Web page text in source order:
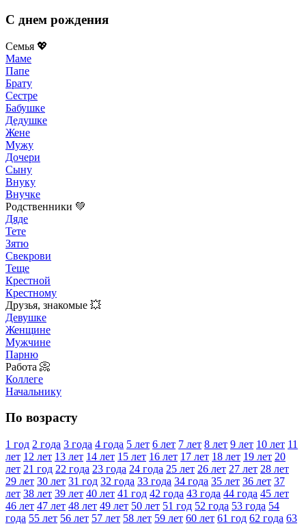
С днем рождения
Семья 💖
Маме
Папе
Брату
Сестре
Бабушке
Дедушке
Жене
Мужу
Дочери
Сыну
Внуку
Внучке
Родственники 💚
Дяде
Тете
Зятю
Свекрови
Теще
Крестной
Крестному
Друзья, знакомые 💥
Девушке
Женщине
Мужчине
Парню
Работа 📀
Коллеге
Начальнику
По возрасту
1 год 2 года 3 года 4 года 5 лет 6 лет 7 лет 8 лет 9 лет 10 лет 11
лет 12 лет 13 лет 14 лет 15 лет 16 лет 17 лет 18 лет 19 лет 20
лет 21 год 22 года 23 года 24 года 25 лет 26 лет 27 лет 28 лет
29 лет 30 лет 31 год 32 года 33 года 34 года 35 лет 36 лет 37
лет 38 лет 39 лет 40 лет 41 год 42 года 43 года 44 года 45 лет
46 лет 47 лет 48 лет 49 лет 50 лет 51 год 52 года 53 года 54
года 55 лет 56 лет 57 лет 58 лет 59 лет 60 лет 61 год 62 года 63